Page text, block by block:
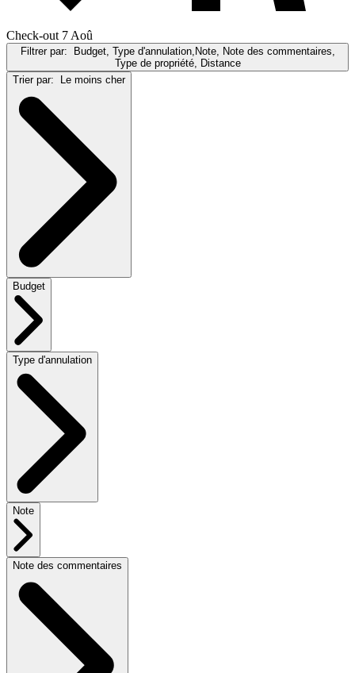
Check-out 7 Aoû
Filtrer par: Budget, Type d'annulation,Note, Note des commentaires,
Type de propriété, Distance
Trier par: Le moins cher
Budget
Type d'annulation
Note
Note des commentaires